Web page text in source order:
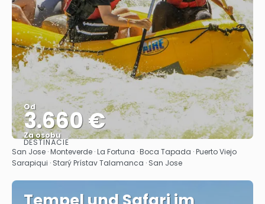
Od
3.660 €
Za osobu
Pozrieť sa
DESTINÁCIE
San Jose · Monteverde · La Fortuna · Boca Tapada · Puerto Viejo
Sarapiqui · Starý Prístav Talamanca · San Jose